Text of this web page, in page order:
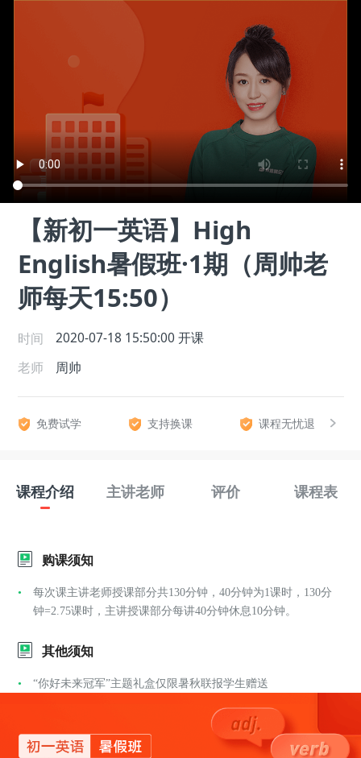
【新初一英语】High
English暑假班·1期（周帅老
师每天15:50）
时间 2020-07-18 15:50:00 开课
老师
周帅
免费试学 支持换课 课程无忧退
课程介绍 主讲老师 评价 课程表
购课须知
每次课主讲老师授课部分共130分钟，40分钟为1课时，130分
钟=2.75课时，主讲授课部分每讲40分钟休息10分钟。
其他须知
“你好未来冠军”主题礼盒仅限暑秋联报学生赠送